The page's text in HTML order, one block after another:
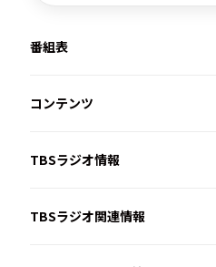
番組表
コンテンツ
TBSラジオ情報
TBSラジオ関連情報